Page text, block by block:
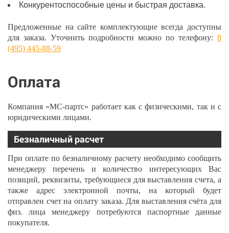
Конкурентоспособные цены и быстрая доставка.
Предложенные на сайте комплектующие всегда доступны
для заказа. Уточнить подробности можно по телефону: 8
(495) 445-88-59
Оплата
Компания «МС-партс» работает как с физическими, так и с
юридическими лицами.
Безналичный расчет
При оплате по безналичному расчету необходимо сообщить
менеджеру перечень и количество интересующих Вас
позиций, реквизиты, требующиеся для выставления счета, а
также адрес электронной почты, на который будет
отправлен счет на оплату заказа. Для выставления счёта для
физ. лица менеджеру потребуются паспортные данные
покупателя.